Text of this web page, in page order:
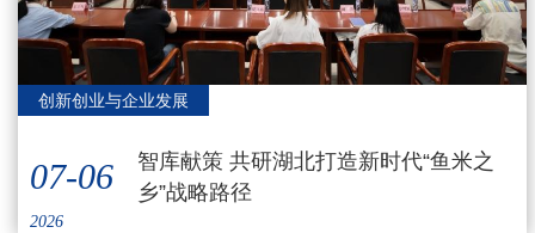
创新创业与企业发展
07-06
2026
智库献策 共研湖北打造新时代“鱼米之
乡”战略路径